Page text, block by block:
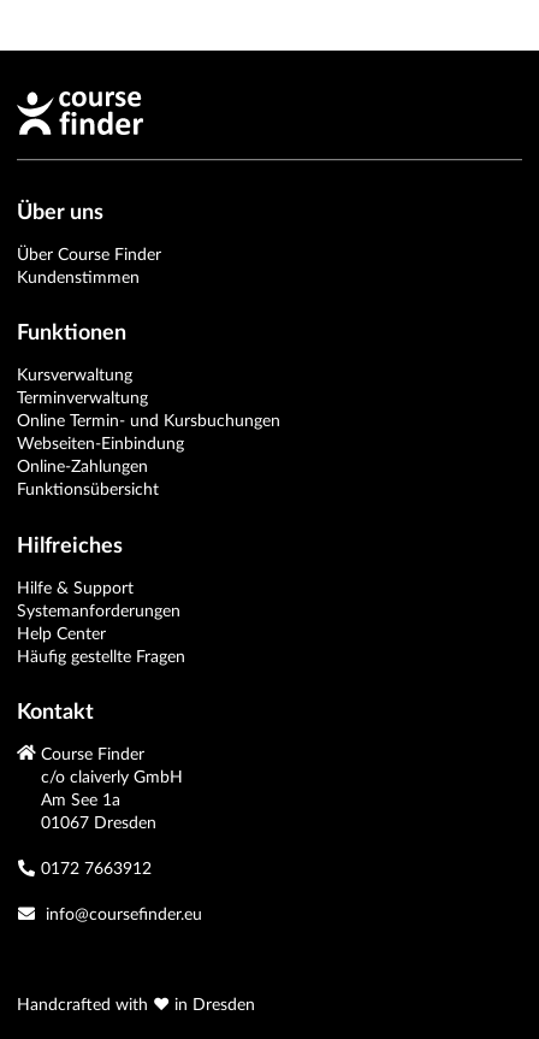
Über uns
Über Course Finder
Kundenstimmen
Funktionen
Kursverwaltung
Terminverwaltung
Online Termin- und Kursbuchungen
Webseiten-Einbindung
Online-Zahlungen
Funktionsübersicht
Hilfreiches
Hilfe & Support
Systemanforderungen
Help Center
Häufig gestellte Fragen
Kontakt
Course Finder
c/o claiverly GmbH
Am See 1a
01067 Dresden
0172 7663912
info@coursefinder.eu
Handcrafted with ❤️ in Dresden